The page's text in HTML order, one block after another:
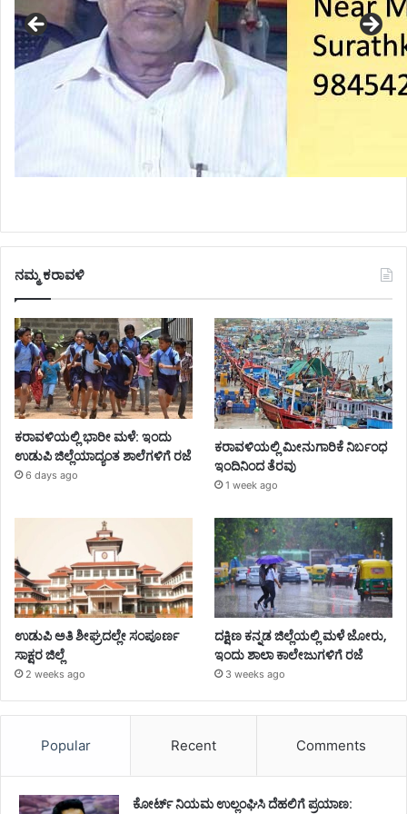
ನಮ್ಮ ಕರಾವಳಿ
ಕರಾವಳಿಯಲ್ಲಿ ಭಾರೀ ಮಳೆ: ಇಂದು
ಉಡುಪಿ ಜಿಲ್ಲೆಯಾದ್ಯಂತ ಶಾಲೆಗಳಿಗೆ ರಜೆ
6 days ago
ಕರಾವಳಿಯಲ್ಲಿ ಮೀನುಗಾರಿಕೆ ನಿರ್ಬಂಧ
ಇಂದಿನಿಂದ ತೆರವು
1 week ago
ಉಡುಪಿ ಅತಿ ಶೀಘ್ರದಲ್ಲೇ ಸಂಪೂರ್ಣ
ಸಾಕ್ಷರ ಜಿಲ್ಲೆ
2 weeks ago
ದಕ್ಷಿಣ ಕನ್ನಡ ಜಿಲ್ಲೆಯಲ್ಲಿ ಮಳೆ ಜೋರು,
ಇಂದು ಶಾಲಾ ಕಾಲೇಜುಗಳಿಗೆ ರಜೆ
3 weeks ago
Popular Recent Comments
ಕೋರ್ಟ್ ನಿಯಮ ಉಲ್ಲಂಘಿಸಿ ದೆಹಲಿಗೆ ಪ್ರಯಾಣ: